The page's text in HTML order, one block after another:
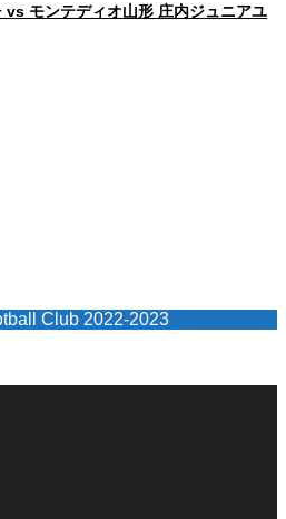
vs モンテディオ山形 庄内ジュニアユ
Club 2022-2023